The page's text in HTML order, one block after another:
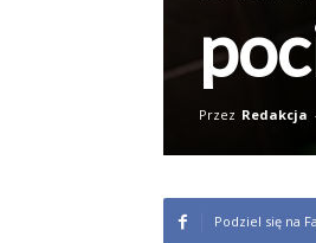
Przez Redakcja
Podziel się na